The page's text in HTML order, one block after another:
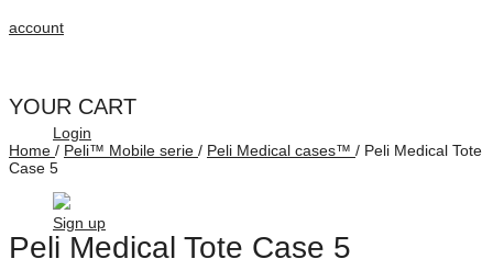
account
Login
Sign up
YOUR CART
Home / Peli™ Mobile serie / Peli Medical cases™ / Peli Medical Tote
Case 5
Peli Medical Tote Case 5